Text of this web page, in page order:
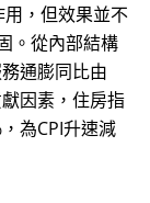
，但效果並不
。從內部結構
通膨同比由
因素，住房指
為CPI升速減